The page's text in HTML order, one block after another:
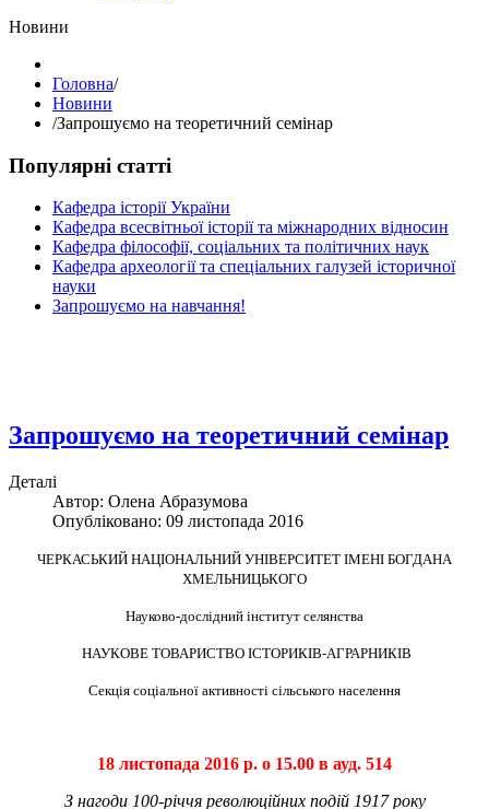
Hовини
Головна/
Hовини
/Запрошуємо на теоретичний семінар
Популярні статті
Кафедра історії України
Кафедра всесвітньої історії та міжнародних відносин
Кафедра філософії, соціальних та політичних наук
Кафедра археології та спеціальних галузей історичної
науки
Запрошуємо на навчання!
Запрошуємо на теоретичний семінар
Деталі
Автор: Олена Абразумова
Опубліковано: 09 листопада 2016
ЧЕРКАСЬКИЙ НАЦІОНАЛЬНИЙ УНІВЕРСИТЕТ ІМЕНІ БОГДАНА
ХМЕЛЬНИЦЬКОГО
Науково-дослідний інститут селянства
НАУКОВЕ ТОВАРИСТВО ІСТОРИКІВ-АГРАРНИКІВ
Секція соціальної активності сільського населення
18 листопада 2016 р. о 15.00 в ауд. 514
З нагоди 100-річчя революційних подій 1917 року